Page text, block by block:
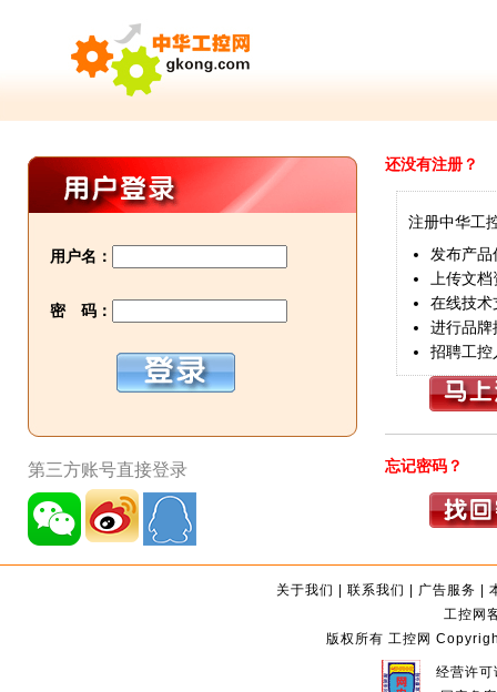
用户名：
密 码：
第三方账号直接登录
还没有注册？
注册中华工
发布产品
上传文档
在线技术
进行品牌
招聘工控
忘记密码？
关于我们 |联系我们 | 广告服务 |
工控网
版权所有 工控网
经营许